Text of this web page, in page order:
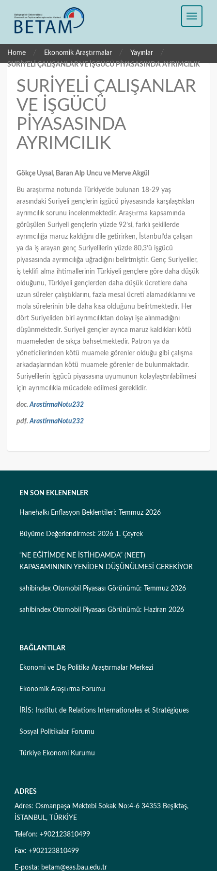
Home / Ekonomik Araştırmalar / Yayınlar /
SURİYELİ ÇALIŞANLAR VE İŞGÜCÜ PİYASASINDA AYRIMCILIK
SURİYELİ ÇALIŞANLAR
VE İŞGÜCÜ
PİYASASINDA
AYRIMCILIK
Gökçe Uysal , Baran Alp Uncu ve Merve Akgül
Bu araştırma notunda Türkiye’de bulunan 18-29 yaş
arasındaki Suriyeli gençlerin işgücü piyasasında karşılaştıkları
ayrımcılık sorunu incelenmektedir. Araştırma kapsamında
görüşülen Suriyeli gençlerin yüzde 92’si, farklı şekillerde
ayrımcılığa maruz kaldığını dile getirirken, İstanbul’da çalışan
ya da iş arayan genç Suriyelilerin yüzde 80,3’ü işgücü
piyasasında ayrımcılığa uğradığını belirtmiştir. Genç Suriyeliler,
iş teklifi alma ihtimallerinin Türkiyeli gençlere göre daha düşük
olduğunu, Türkiyeli gençlerden daha düşük ücretlere daha
uzun süreler çalıştıklarını, fazla mesai ücreti alamadıklarını ve
mola sürelerinin bile daha kısa olduğunu belirtmektedir. Her
dört Suriyeliden biri ayrımcılıktan dolayı işe alınmadığını
düşünmektedir. Suriyeli gençler ayrıca maruz kaldıkları kötü
muameleden de sıkça bahsetmektedir. Patron ya da
yöneticilerinden kötü muamele görenler olduğu gibi çalışma
arkadaşlarından kötü muamele görenler de bulunmaktadır.
Suriyelilerin işgücü piyasasına uyumunun kolaylaştırılabilmesi
için ayrımcılıkla mücadele edilmesi gereklidir.
doc.ArastirmaNotu232
pdf.ArastirmaNotu232
EN SON EKLENENLER
Hanehalkı Enflasyon Beklentileri: Temmuz 2026
Büyüme Değerlendirmesi: 2026 1. Çeyrek
“NE EĞİTİMDE NE İSTİHDAMDA” (NEET)
KAPASAMINININ YENİDEN DÜŞÜNÜLMESİ GEREKİYOR
sahibindex Otomobil Piyasası Görünümü: Temmuz 2026
sahibindex Otomobil Piyasası Görünümü: Haziran 2026
BAĞLANTILAR
Ekonomi ve Dış Politika Araştırmalar Merkezi
Ekonomik Araştırma Forumu
İRİS: Institut de Relations Internationales et Stratégiques
Sosyal Politikalar Forumu
Türkiye Ekonomi Kurumu
ADRES
Adres: Osmanpaşa Mektebi Sokak No:4-6 34353 Beşiktaş,
İSTANBUL, TÜRKİYE
Telefon: +902123810499
Fax: +902123810499
E-posta: betam@eas.bau.edu.tr